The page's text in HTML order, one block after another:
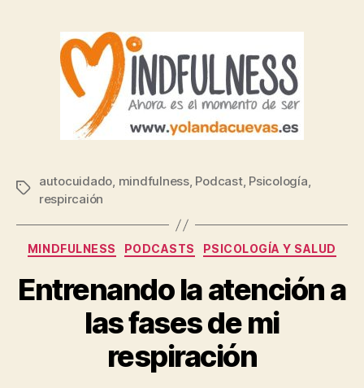
autocuidado, mindfulness, Podcast, Psicología,
respircaión
MINDFULNESS PODCASTS PSICOLOGÍA Y SALUD
Entrenando la atención a
las fases de mi
respiración